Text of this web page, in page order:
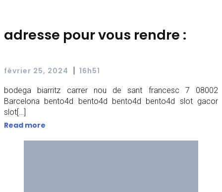
adresse pour vous rendre :
février 25, 2024 | 16h51
bodega biarritz carrer nou de sant francesc 7 08002
Barcelona bento4d bento4d bento4d bento4d slot gacor
slot[…]
Read more